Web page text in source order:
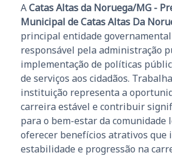
ACatas Altas da Noruega/MG -
Municipal de Catas Altas Da
principal entidade governamental
responsável pela administração
implementação de políticas
de serviços aos cidadãos.
instituição representa a
carreira estável e contribuir
para o bem-estar da comunidade
oferecer benefícios atrativos que
estabilidade e progressão na